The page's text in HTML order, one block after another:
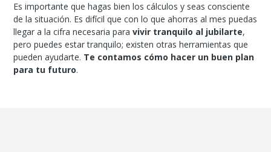
Es importante que hagas bien los cálculos y seas consciente
de la situación. Es difícil que con lo que ahorras al mes puedas
llegar a la cifra necesaria paravivir tranquilo al jubilarte,
pero puedes estar tranquilo; existen otras herramientas que
pueden ayudarte. Te contamos cómo hacer un buen plan
para tu futuro.